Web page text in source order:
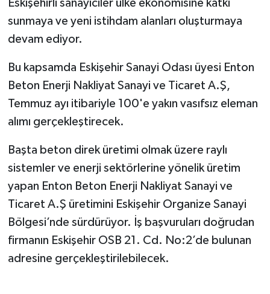
Eskişehirli sanayiciler ülke ekonomisine katkı
sunmaya ve yeni istihdam alanları oluşturmaya
devam ediyor.
Bu kapsamda Eskişehir Sanayi Odası üyesi Enton
Beton Enerji Nakliyat Sanayi ve Ticaret A.Ş,
Temmuz ayı itibariyle 100'e yakın vasıfsız eleman
alımı gerçekleştirecek.
Başta beton direk üretimi olmak üzere raylı
sistemler ve enerji sektörlerine yönelik üretim
yapan Enton Beton Enerji Nakliyat Sanayi ve
Ticaret A.Ş üretimini Eskişehir Organize Sanayi
Bölgesi’nde sürdürüyor. İş başvuruları doğrudan
firmanın Eskişehir OSB 21. Cd. No:2’de bulunan
adresine gerçekleştirilebilecek.